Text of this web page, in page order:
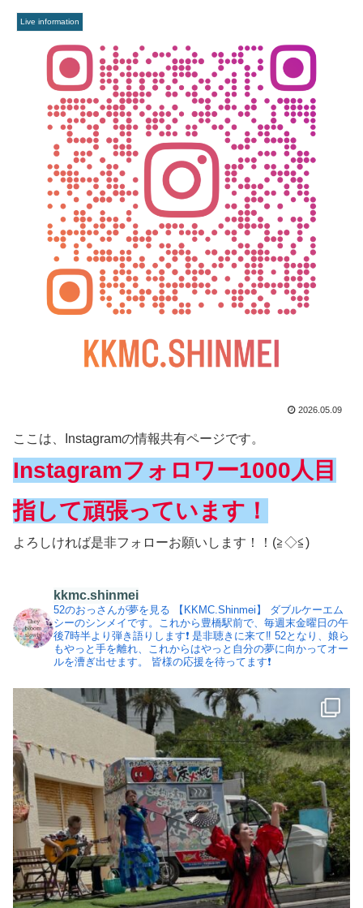
Live information
2026.05.09
ここは、Instagramの情報共有ページです。
Instagramフォロワー1000人目
指して頑張っています！
よろしければ是非フォローお願いします！！(≧◇≦)
kkmc.shinmei
52のおっさんが夢を見る 【KKMC.Shinmei】
ダブルケーエム
シーのシンメイです。これから豊橋駅前で、毎週末金曜日の午
後7時半より弾き語りします❗️ 是非聴きに来て‼️ 52となり、娘ら
もやっと手を離れ、これからはやっと自分の夢に向かってオー
ルを漕ぎ出せます。
皆様の応援を待ってます❗️